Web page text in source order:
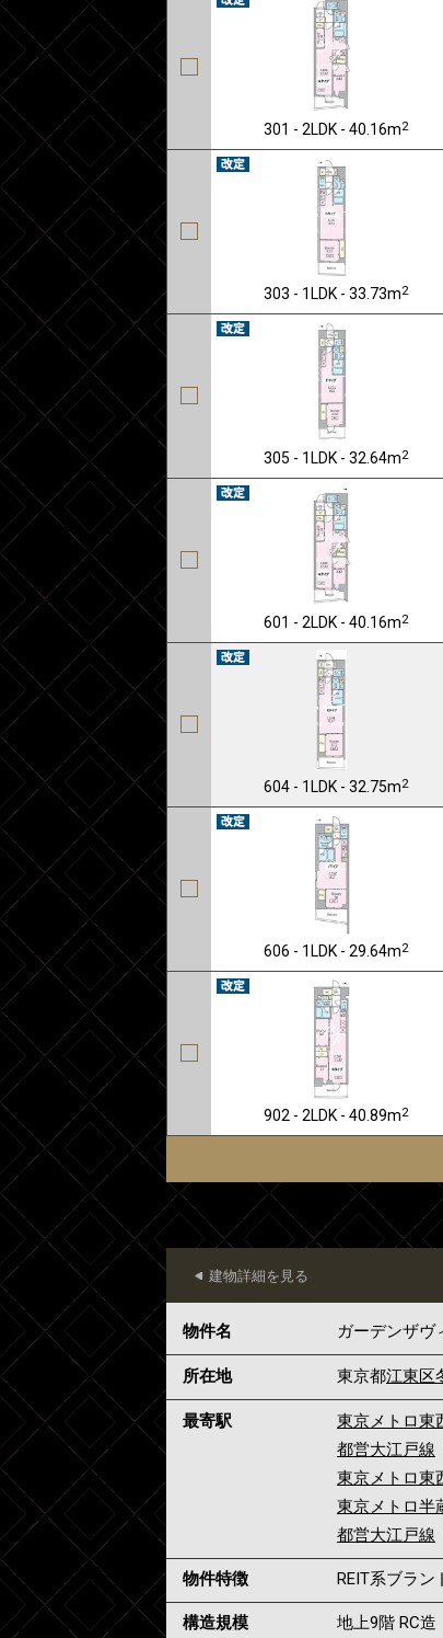
301 - 2LDK - 40.16m2
303 - 1LDK - 33.73m2
305 - 1LDK - 32.64m2
601 - 2LDK - 40.16m2
604 - 1LDK - 32.75m2
606 - 1LDK - 29.64m2
902 - 2LDK - 40.89m2
建物詳細を見る
物件名 ガーデンザヴ
所在地 東京都江東区
最寄駅 東京メトロ東
都営大江戸線
東京メトロ東
東京メトロ半
都営大江戸線
物件特徴 REIT系ブラ
構造規模 地上9階 RC造